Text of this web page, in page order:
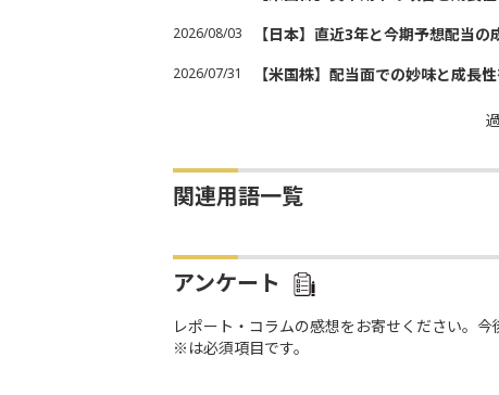
2026/08/03 【日本】直近3年と今期予想配当
2026/07/31 【米国株】配当面での妙味と成長
関連用語一覧
アンケート
レポート・コラムの感想をお寄せください。
※は必須項目です。